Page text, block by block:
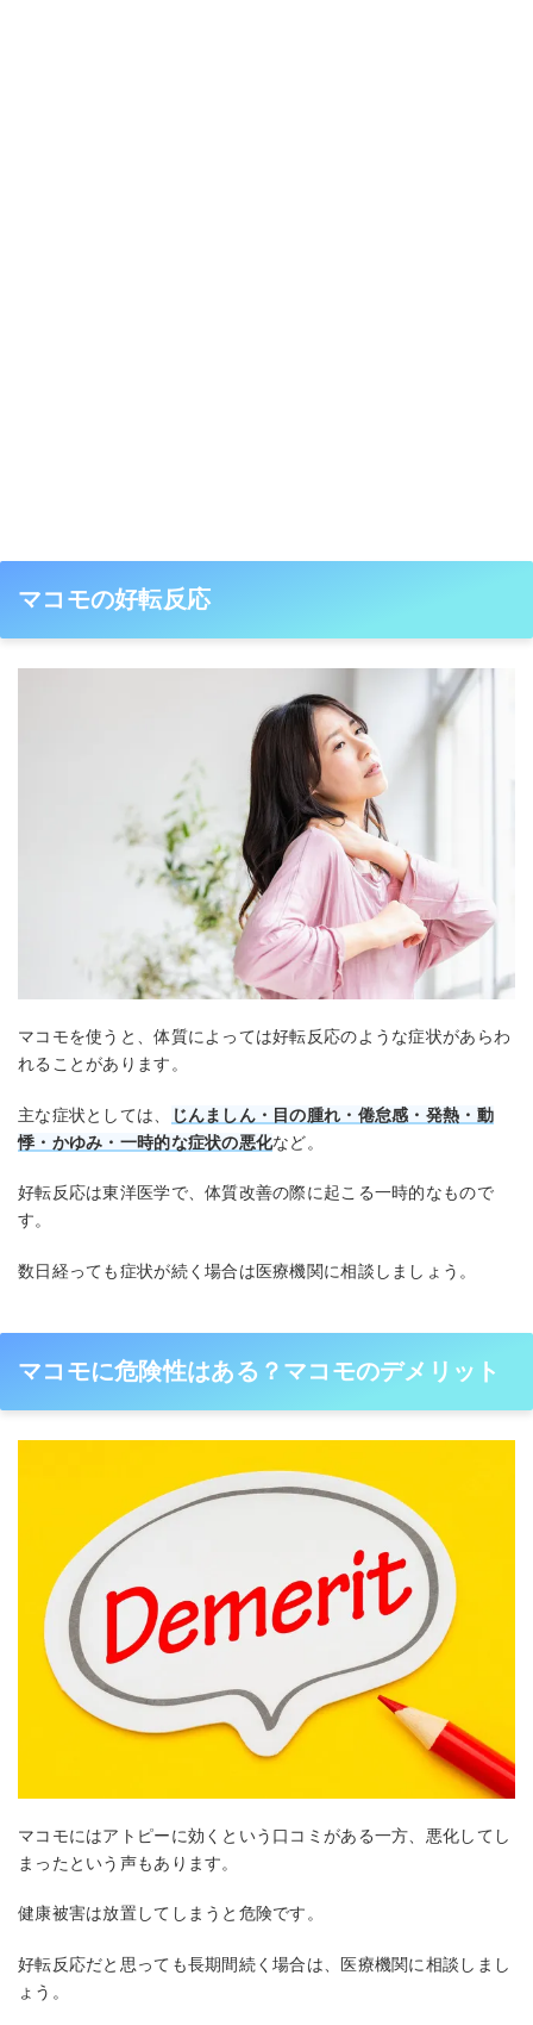
マコモの好転反応
マコモを使うと、体質によっては好転反応のような症状があらわ
れることがあります。
主な症状としては、
じんましん・目の腫れ・倦怠感・発熱・動
悸・かゆみ・一時的な症状の悪化など。
好転反応は東洋医学で、体質改善の際に起こる一時的なもので
す。
数日経っても症状が続く場合は医療機関に相談しましょう。
マコモに危険性はある？マコモのデメリット
マコモにはアトピーに効くという口コミがある一方、悪化してし
まったという声もあります。
健康被害は放置してしまうと危険です。
好転反応だと思っても長期間続く場合は、医療機関に相談しまし
ょう。